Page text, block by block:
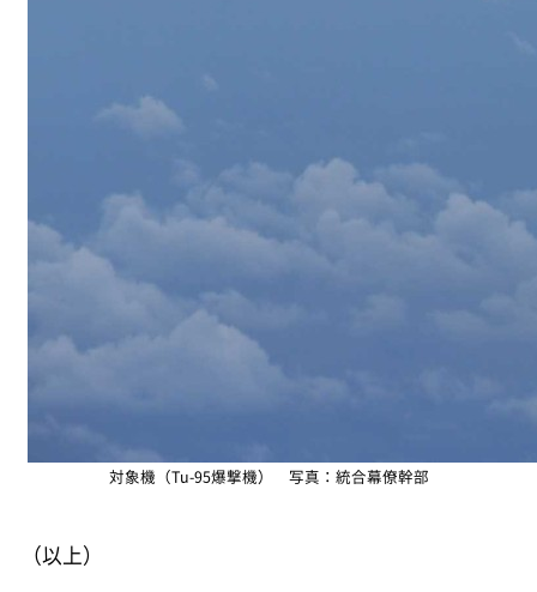
対象機（Tu-95爆撃機） 写真：統合幕僚幹部
（以上）